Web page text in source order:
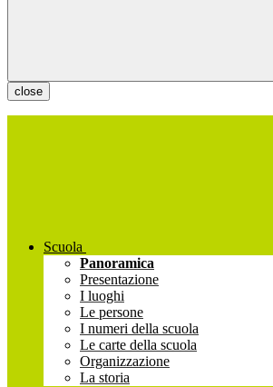
close
Scuola
Panoramica
Presentazione
I luoghi
Le persone
I numeri della scuola
Le carte della scuola
Organizzazione
La storia